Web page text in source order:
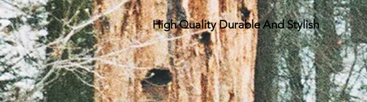
High Quality Durable And Stylish